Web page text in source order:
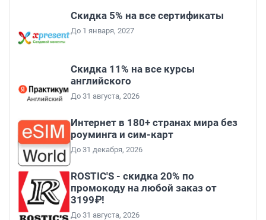
Скидка 5% на все сертификаты
До 1 января, 2027
Скидка 11% на все курсы
английского
До 31 августа, 2026
Интернет в 180+ странах мира без
роуминга и сим-карт
До 31 декабря, 2026
ROSTIC'S - скидка 20% по
промокоду на любой заказ от
3199₽!
До 31 августа, 2026